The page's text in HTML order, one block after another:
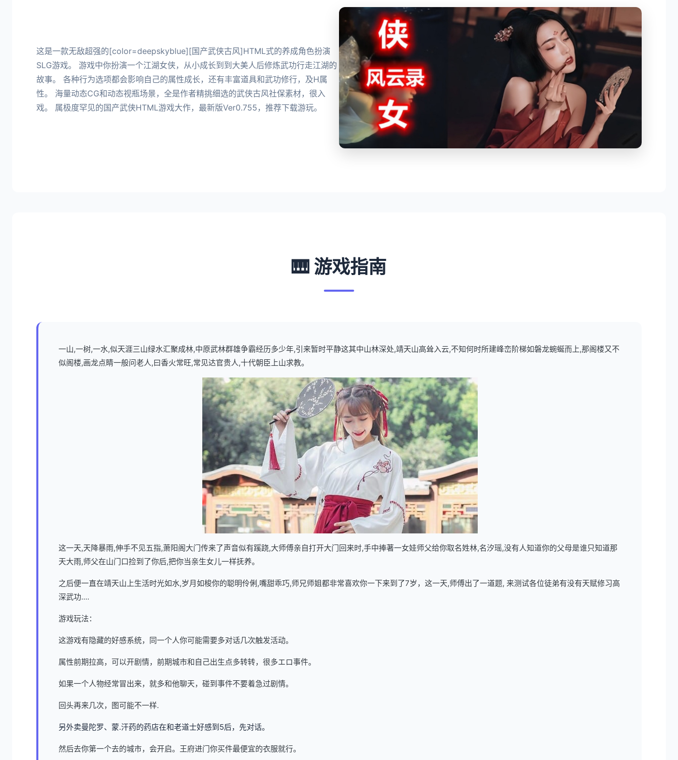
这是一款无敌超强的[color=deepskyblue][国产武侠古风]HTML式的养成角色扮演
SLG游戏。 游戏中你扮演一个江湖女侠，从小成长到到大美人后修炼武功行走江湖的
故事。 各种行为选项都会影响自己的属性成长，还有丰富道具和武功修行，及H属
性。 海量动态CG和动态视瓶场景，全是作者精挑细选的武侠古风社保素材，很入
戏。 属极度罕见的国产武侠HTML游戏大作，最新版Ver0.755，推荐下载游玩。
🎹 游戏指南
一山,一树,一水,似天涯三山绿水汇聚成林,中原武林群雄争霸经历多少年,引来暂时平静这其中山林深处,靖天山高耸入云,不知何时所建峰峦阶梯如磐龙蜿蜒而上,那阁楼又不
似阁楼,画龙点睛一般问老人,曰香火常旺,常见达官贵人,十代朝臣上山求教。
这一天,天降暴雨,伸手不见五指,萧阳阁大门传来了声音似有蹊跷,大师傅亲自打开大门回来时,手中捧著一女娃师父给你取名姓林,名汐瑶,没有人知道你的父母是谁只知道那
天大雨,师父在山门口捡到了你后,把你当亲生女儿一样抚养。
之后便一直在靖天山上生活时光如水,岁月如梭你的聪明伶俐,嘴甜乖巧,师兄师姐都非常喜欢你一下来到了7岁，这一天,师傅出了一道题, 来测试各位徒弟有没有天赋修习高
深武功....
游戏玩法：
这游戏有隐藏的好感系统，同一个人你可能需要多对话几次触发活动。
属性前期拉高，可以开剧情，前期城市和自己出生点多转转，很多エロ事件。
如果一个人物经常冒出来，就多和他聊天，碰到事件不要着急过剧情。
回头再来几次，图可能不一样.
另外卖曼陀罗、蒙.汗药的药店在和老道士好感到5后，先对话。
然后去你第一个去的城市，会开启。王府进门你买件最便宜的衣服就行。